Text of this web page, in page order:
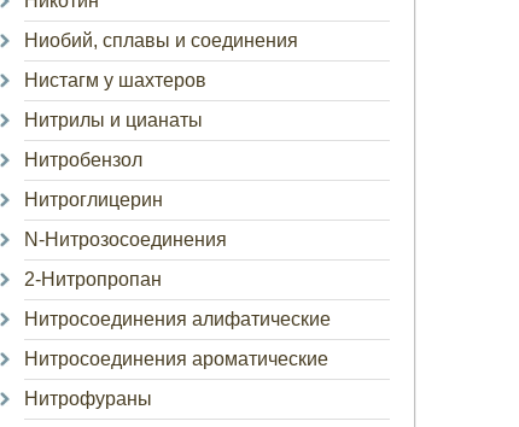
Ниобий, сплавы и соединения
Нистагм у шахтеров
Нитрилы и цианаты
Нитробензол
Нитроглицерин
N-Нитрозосоединения
2-Нитропропан
Нитросоединения алифатические
Нитросоединения ароматические
Нитрофураны